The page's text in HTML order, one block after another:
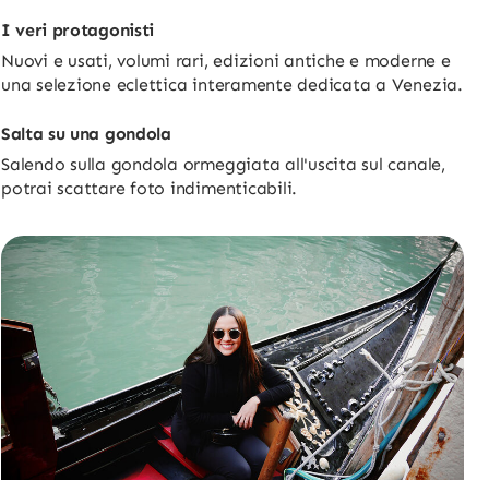
I veri protagonisti
Nuovi e usati, volumi rari, edizioni antiche e moderne e
una selezione eclettica interamente dedicata a Venezia.
Salta su una gondola
Salendo sulla gondola ormeggiata all'uscita sul canale,
potrai scattare foto indimenticabili.